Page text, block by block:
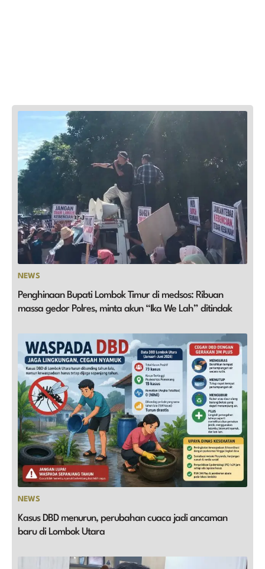
NEWS
Penghinaan Bupati Lombok Timur di medsos: Ribuan
massa gedor Polres, minta akun “Ika We Lah” ditindak
NEWS
Kasus DBD menurun, perubahan cuaca jadi ancaman
baru di Lombok Utara